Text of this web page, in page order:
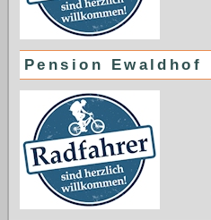
Pension Ewaldhof